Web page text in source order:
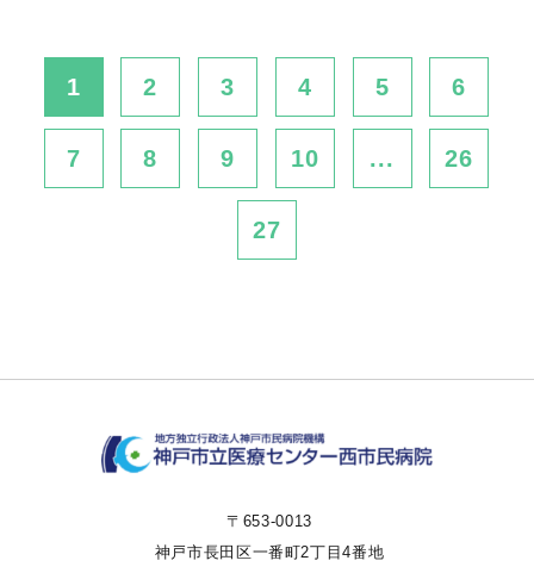
1 2 3 4 5 6
7 8 9 10 ... 26
27
〒653-0013
神戸市長田区一番町2丁目4番地